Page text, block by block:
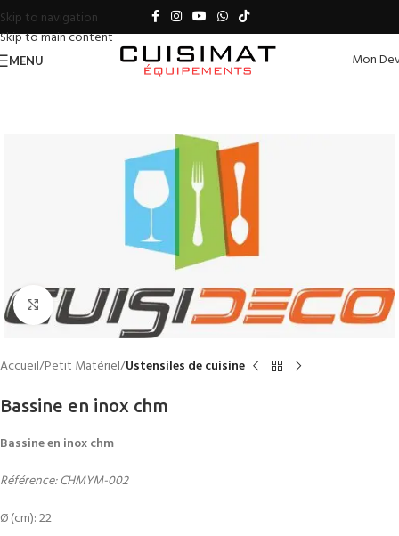
Skip to navigation
Skip to main content
MENU Mon
Click to enlarge
Accueil Petit Matériel Ustensiles de cuisine
Bassine en inox chm
Bassine en inox chm
Référence: CHMYM-002
Ø (cm): 22